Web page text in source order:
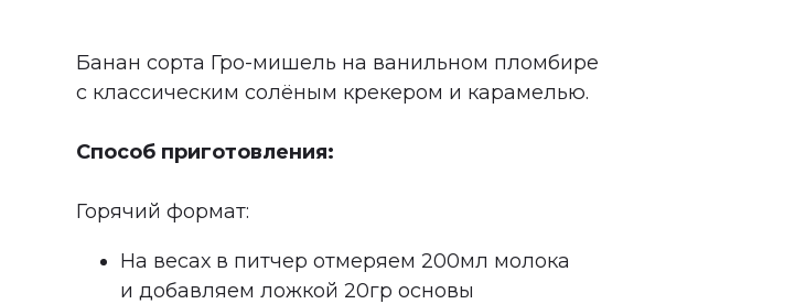
Банан сорта Гро-мишель на ванильном пломбире
с классическим солёным крекером и карамелью.
Способ приготовления:
Горячий формат:
На весах в питчер отмеряем 200мл молока
и добавляем ложкой 20гр основы